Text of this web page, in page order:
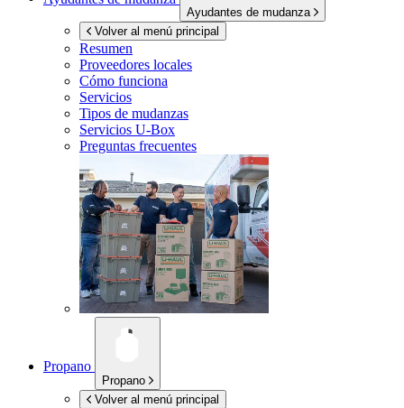
Ayudantes de mudanza
Volver al menú principal
Resumen
Proveedores locales
Cómo funciona
Servicios
Tipos de mudanzas
Servicios U-Box
Preguntas frecuentes
Propano
Propano
Volver al menú principal